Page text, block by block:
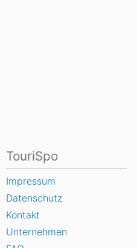
TouriSpo
Impressum
Datenschutz
Kontakt
Unternehmen